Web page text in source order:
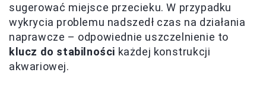
sugerować miejsce przecieku. W przypadku
wykrycia problemu nadszedł czas na działania
naprawcze – odpowiednie uszczelnienie to
klucz do stabilności każdej konstrukcji
akwariowej.